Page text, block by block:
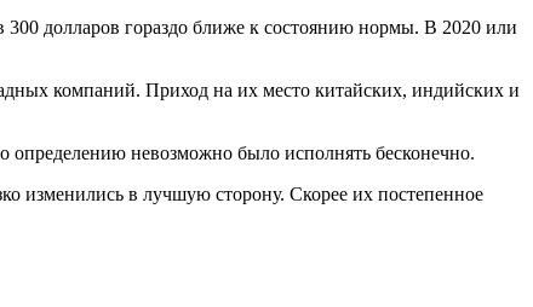
долларов гораздо ближе к состоянию нормы. В 2020 или
компаний. Приход на их место китайских, индийских и
определению невозможно было исполнять бесконечно.
изменились в лучшую сторону. Скорее их постепенное